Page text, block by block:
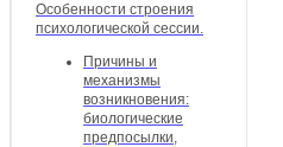
Особенности строения
психологической сессии.
Причины и
механизмы
возникновения:
биологические
предпосылки,